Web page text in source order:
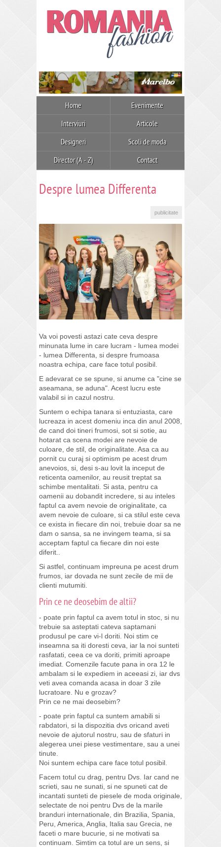
Home Evenimente
Interviuri Articole
Designeri Scoli de moda
Director (A - Z) Contact
Despre lumea Differenta
publicitate
Va voi povesti astazi cate ceva despre
minunata lume in care lucram - lumea modei
- lumea Differenta, si despre frumoasa
noastra echipa, care face totul posibil.
E adevarat ce se spune, si anume ca "cine se
aseamana, se aduna". Acest lucru este
valabil si in cazul nostru.
Suntem o echipa tanara si entuziasta, care
lucreaza in acest domeniu inca din anul 2008,
de cand doi tineri frumosi, sot si sotie, au
hotarat ca scena modei are nevoie de
culoare, de stil, de originalitate. Asa ca au
pornit cu curaj si optimism pe acest drum
anevoios, si, desi s-au lovit la inceput de
reticenta oamenilor, au reusit treptat sa
schimbe mentalitati. Si asta, pentru ca
oamenii au dobandit incredere, si au inteles
faptul ca avem nevoie de originalitate, ca
avem nevoie de culoare, si ca stilul este ceva
ce exista in fiecare din noi, trebuie doar sa ne
dam o sansa, sa ne invingem teama, si sa
acceptam faptul ca fiecare din noi este
diferit..
Si astfel, continuam impreuna pe acest drum
frumos, iar dovada ne sunt zecile de mii de
clienti mutumiti.
Prin ce ne deosebim de altii?
- poate prin faptul ca avem totul in stoc, si nu
trebuie sa asteptati cateva saptamani
produsul pe care vi-l doriti. Noi stim ce
inseamna sa iti doresti ceva, iar la noi sunteti
rasfatati, ceea ce va doriti, primiti aproape
imediat. Comenzile facute pana in ora 12 le
ambalam si le expediem in aceeasi zi, iar dvs
veti avea comanda acasa in doar 3 zile
lucratoare. Nu e grozav?
Prin ce ne mai deosebim?
- poate prin faptul ca suntem amabili si
rabdatori, si la dispozitia dvs oricand aveti
nevoie de ajutorul nostru, sau de sfaturi in
alegerea unei piese vestimentare, sau a unei
tinute.
Noi suntem echipa care face totul posibil.
Facem totul cu drag, pentru Dvs. Iar cand ne
scrieti, sau ne sunati, si ne spuneti cat de
incantati sunteti de piesele de moda originale,
selectate de noi pentru Dvs de la marile
branduri internationale, din Brazilia, Spania,
Peru, America, Anglia, Italia sau Grecia, ne
faceti o mare bucurie, si ne motivati sa
continuam. Simtim ca totul are un sens, si